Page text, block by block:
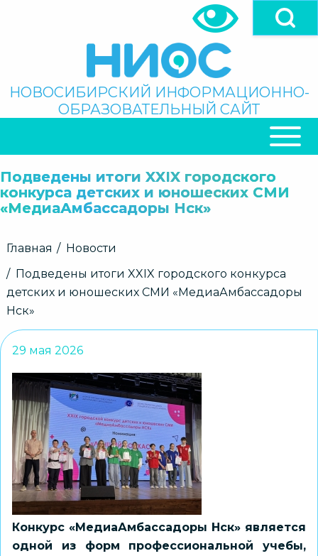
Поиск
НОВОСИБИРСКИЙ ИНФОРМАЦИОННО-
ОБРАЗОВАТЕЛЬНЫЙ САЙТ
НАВИГАЦИЯ
Подведены итоги XXIX городского
конкурса детских и юношеских СМИ
«МедиаАмбассадоры Нск»
Строка
Главная
Новости
Подведены итоги XXIX городского конкурса
детских и юношеских СМИ «МедиаАмбассадоры
Нск»
29 мая 2026
Конкурс «МедиаАмбассадоры Нск» является
одной из форм профессиональной учебы,